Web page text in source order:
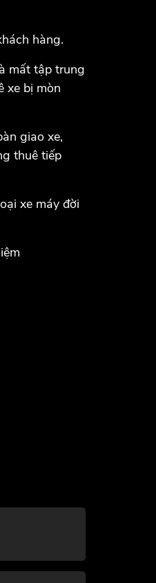
hàng.
mất tập trung
xe bị mòn
giao xe,
thuê tiếp
xe máy đời